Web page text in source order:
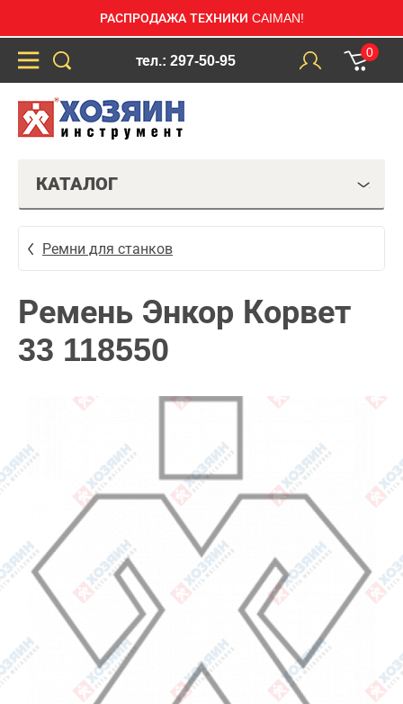
РАСПРОДАЖА ТЕХНИКИ CAIMAN!
тел.: 297-50-95
0
КАТАЛОГ
Ремни для станков
Ремень Энкор Корвет
33 118550